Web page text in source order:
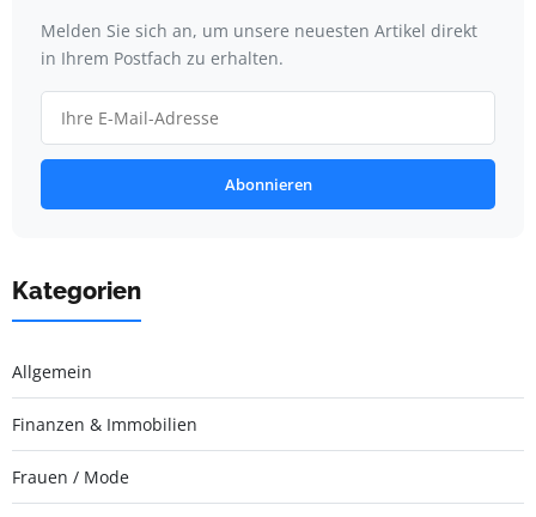
Melden Sie sich an, um unsere neuesten Artikel direkt
in Ihrem Postfach zu erhalten.
Abonnieren
Kategorien
Allgemein
Finanzen & Immobilien
Frauen / Mode